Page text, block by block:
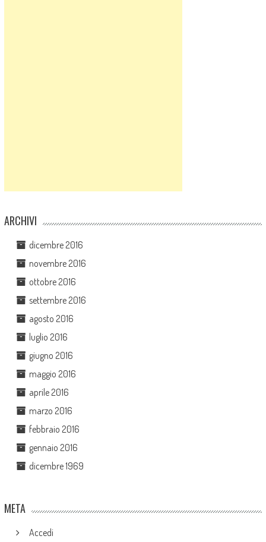
ARCHIVI
dicembre 2016
novembre 2016
ottobre 2016
settembre 2016
agosto 2016
luglio 2016
giugno 2016
maggio 2016
aprile 2016
marzo 2016
febbraio 2016
gennaio 2016
dicembre 1969
META
Accedi